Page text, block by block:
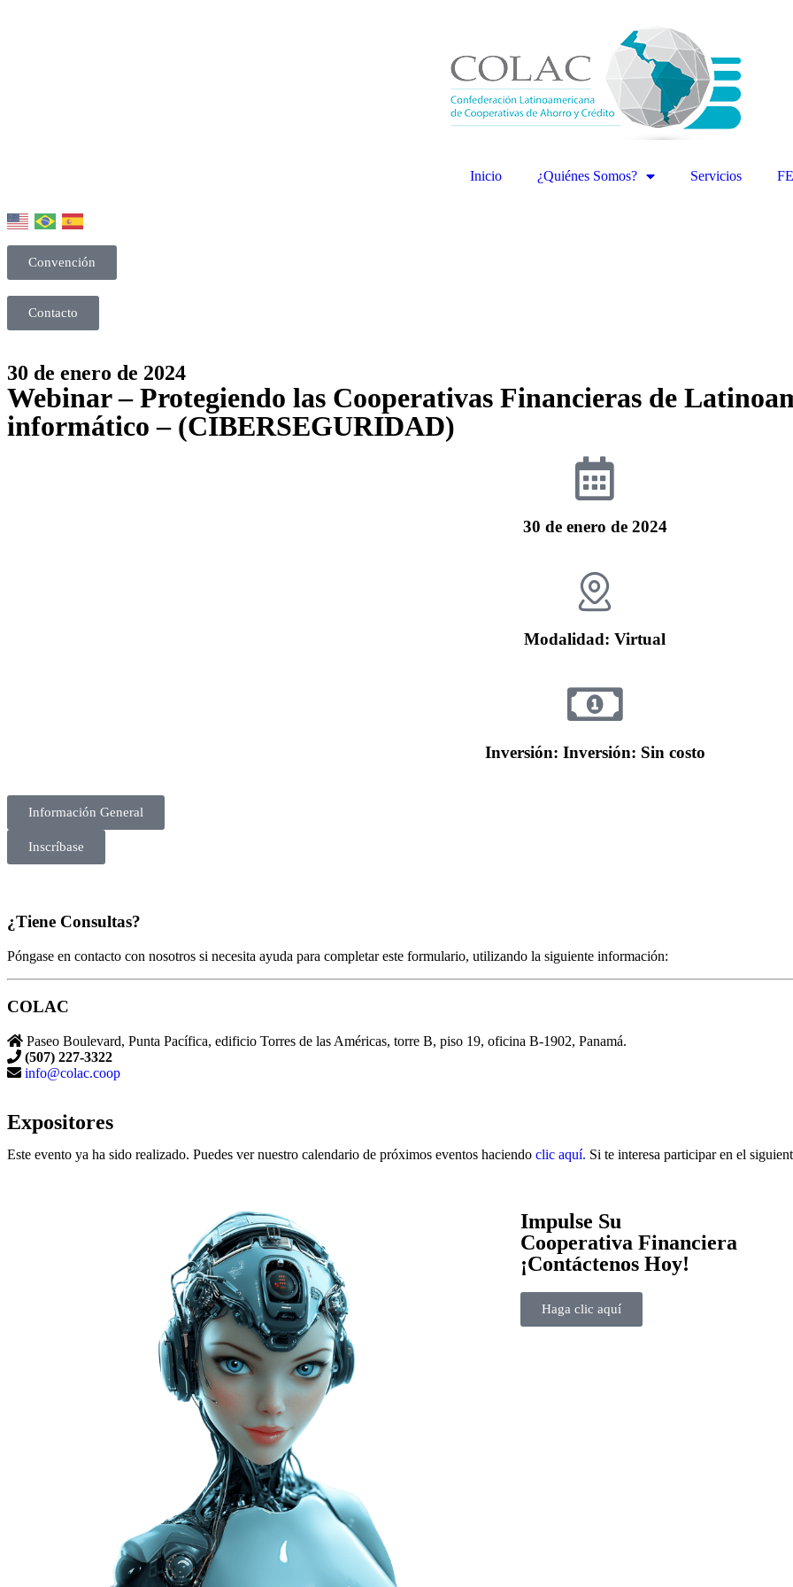
Inicio ¿Quiénes Somos? Servicios
Convención
Contacto
30 de enero de 2024
Webinar – Protegiendo las Cooperativas Financieras de
informático – (CIBERSEGURIDAD)
30 de enero de 2024
Modalidad: Virtual
Inversión: Inversión: Sin costo
Información General
Inscríbase
¿Tiene Consultas?
Póngase en contacto con nosotros si necesita ayuda para completar este formulario, utilizando la siguiente información:
COLAC
Paseo Boulevard, Punta Pacífica, edificio Torres de las Américas, torre B, piso 19, oficina B-1902, Panamá.
(507) 227-3322
info@colac.coop
Expositores
Este evento ya ha sido realizado. Puedes ver nuestro calendario de próximos eventos haciendo clic aquí. Si te interesa participar en el
Impulse Su
Cooperativa Financiera
¡Contáctenos Hoy!
Haga clic aquí